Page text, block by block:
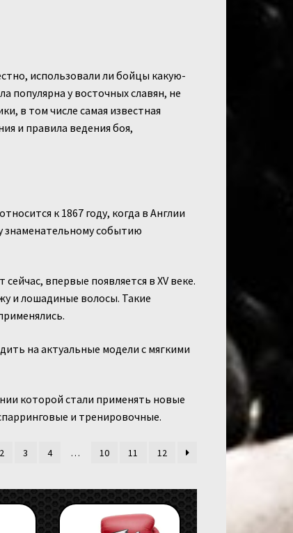
использовали ли бойцы какую-
популярна у восточных славян, не
в том числе самая известная
и правила ведения боя,
к 1867 году, когда в Англии
знаменательному событию
впервые появляется в XV веке.
и лошадиные волосы. Такие
на актуальные модели с мягкими
которой стали применять новые
и тренировочные.
2 3 4 … 10 11 12